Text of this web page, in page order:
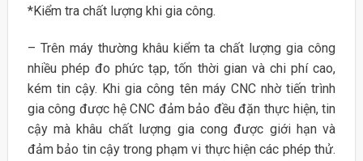
*Kiểm tra chất lượng khi gia công.
– Trên máy thường khâu kiểm ta chất lượng gia công
nhiều phép đo phức tạp, tốn thời gian và chi phí cao,
kém tin cậy. Khi gia công tên máy CNC nhờ tiến trình
gia công được hệ CNC đảm bảo đều đặn thực hiện, tin
cậy mà khâu chất lượng gia cong được giới hạn và
đảm bảo tin cậy trong phạm vi thực hiện các phép thử.